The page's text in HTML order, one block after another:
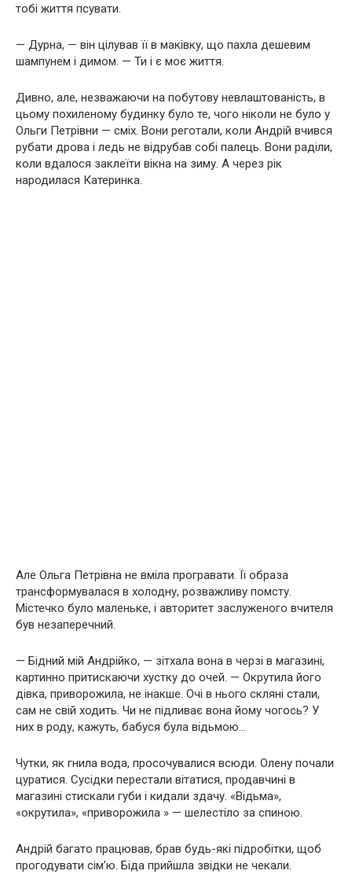
тобі життя псувати.
— Дурна, — він цілував її в маківку, що пахла дешевим
шампунем і димом. — Ти і є моє життя.
Дивно, але, незважаючи на побутову невлаштованість, в
цьому похиленому будинку було те, чого ніколи не було у
Ольги Петрівни — сміх. Вони реготали, коли Андрій вчився
рубати дрова і ледь не відрубав собі палець. Вони раділи,
коли вдалося заклеїти вікна на зиму. А через рік
народилася Катеринка.
Але Ольга Петрівна не вміла програвати. Її образа
трансформувалася в холодну, розважливу помсту.
Містечко було маленьке, і авторитет заслуженого вчителя
був незаперечний.
— Бідний мій Андрійко, — зітхала вона в черзі в магазині,
картинно притискаючи хустку до очей. — Окрутила його
дівка, приворожила, не інакше. Очі в нього скляні стали,
сам не свій ходить. Чи не підливає вона йому чогось? У
них в роду, кажуть, бабуся була відьмою…
Чутки, як гнила вода, просочувалися всюди. Олену почали
цуратися. Сусідки перестали вітатися, продавчині в
магазині стискали губи і кидали здачу. «Відьма»,
«окрутила», «приворожила » — шелестіло за спиною.
Андрій багато працював, брав будь-які підробітки, щоб
прогодувати сім’ю. Біда прийшла звідки не чекали.